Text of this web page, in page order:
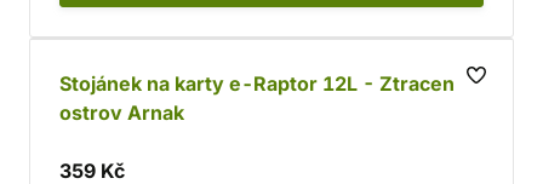
Stojánek na karty e-Raptor 12L - Ztracený
ostrov Arnak
359 Kč